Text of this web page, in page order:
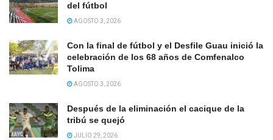
del fútbol
AGOSTO 3, 2026
Con la final de fútbol y el Desfile Guau inició la
celebración de los 68 años de Comfenalco
Tolima
AGOSTO 3, 2026
Después de la eliminación el cacique de la
tribú se quejó
JULIO 29, 2026